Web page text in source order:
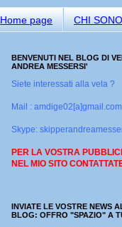
Home page CHI SONO
BENVENUTI NEL BLOG DI
ANDREA MESSERSI'
Siete interessati alla vela ?
Mail : amdige02[a]gmail.com
Skype:
PER LA VOSTRA
NEL MIO SITO
INVIATE LE VOSTRE NEWS
BLOG: OFFRO "SPAZIO" A